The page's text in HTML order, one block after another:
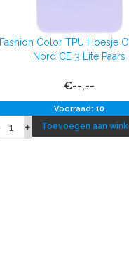
Fashion Color TPU Hoesje
Nord CE 3 Lite Paars
€--,--
Voorraad: 10
Toevoegen aan